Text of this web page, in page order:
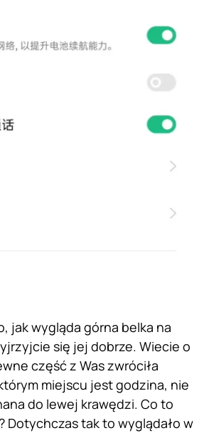
jak wygląda górna belka na
się jej dobrze. Wiecie o
część z Was zwróciła
miejscu jest godzina, nie
do lewej krawędzi. Co to
Dotychczas tak to wyglądało w